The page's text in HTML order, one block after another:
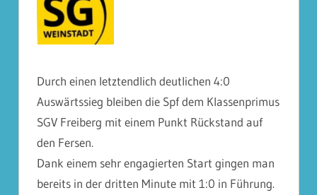
Durch einen letztendlich deutlichen 4:0
Auswärtssieg bleiben die Spf dem Klassenprimus
SGV Freiberg mit einem Punkt Rückstand auf
den Fersen.
Dank einem sehr engagierten Start gingen man
bereits in der dritten Minute mit 1:0 in Führung.